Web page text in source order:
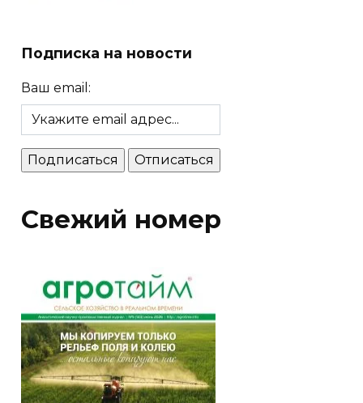
Подписка на новости
Ваш email:
Свежий номер